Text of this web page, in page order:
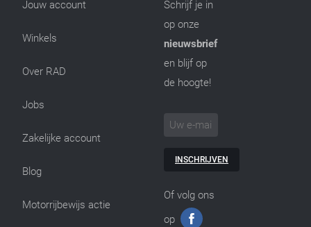
Jouw account
Winkels
Over RAD
Jobs
Zakelijke account
Blog
Motorrijbewijs actie
Schrijf je in
op onze
nieuwsbrief
en blijf op
de hoogte!
INSCHRIJVEN
Of volg ons
op